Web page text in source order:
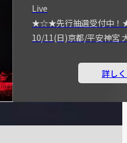
Live
★☆★先行抽選受付中
10/11(日)京都/平安神宮
詳し